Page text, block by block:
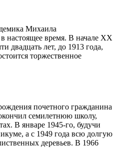
Михаила
настоящее время. В начале XX
двадцать лет, до 1913 года,
торжественное
почетного гражданина
семилетнюю школу,
В январе 1945-го, будучи
а с 1949 года всю долгую
деревьев. В 1966